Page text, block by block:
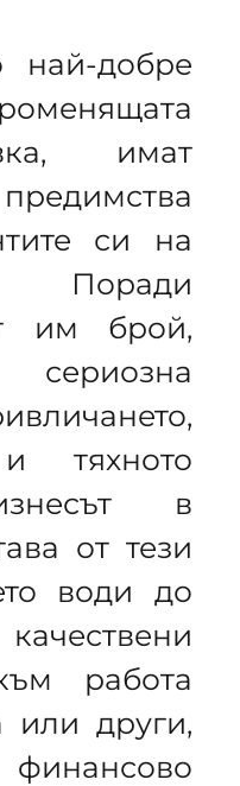
най-добре
имат
си на
им брой,
тяхното
в
от тези
води до
работа
или други,